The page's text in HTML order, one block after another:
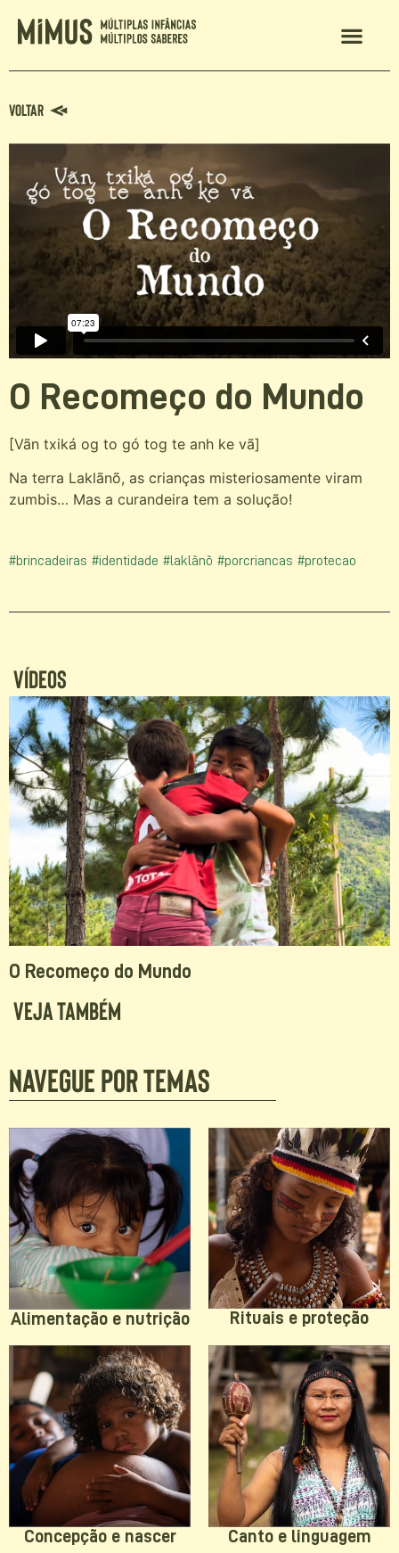
Voltar
O Recomeço do Mundo
[Vãn txiká og to gó tog te anh ke vã]
Na terra Laklãnõ, as crianças misteriosamente viram
zumbis… Mas a curandeira tem a solução!
#brincadeiras #identidade #laklãnõ #porcriancas #protecao
Vídeos
O Recomeço do Mundo
Veja Também
Navegue por temas
Alimentação e nutrição Rituais e proteção
Concepção e nascer Canto e linguagem